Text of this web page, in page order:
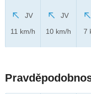
JV
11 km/h
JV
10 km/h
7